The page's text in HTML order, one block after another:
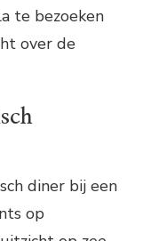
te bezoeken
over de
diner bij een
op